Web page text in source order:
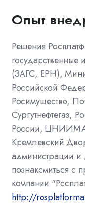
Опыт
Решения
(ЗАГС, ЕРН),
Российской
Росимущество,
Сургутнефтегаз,
России,
Кремлевский
администрации
познакомиться с
компании
http://